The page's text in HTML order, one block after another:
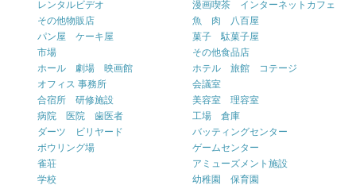
レンタルビデオ
漫画喫茶 インターネットカフェ
その他物販店
魚 肉 八百屋
パン屋 ケーキ屋
菓子 駄菓子屋
市場
その他食品店
ホール 劇場 映画館
ホテル 旅館 コテージ
オフィス 事務所
会議室
合宿所 研修施設
美容室 理容室
病院 医院 歯医者
工場 倉庫
ダーツ ビリヤード
バッティングセンター
ボウリング場
ゲームセンター
雀荘
アミューズメント施設
学校
幼稚園 保育園